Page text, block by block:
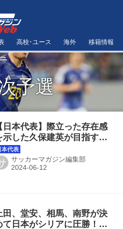
高校･ユース 海外 移籍情報
予選
日本代表】際立った存在感
示した久保建英が目指すの
さらなる高み「本当に強い
手とやらないと、この３バ
クが正解かわからない」
サッカーマガジン編集部
田、堂安、相馬、南野が決
て日本がシリアに圧勝！ 2